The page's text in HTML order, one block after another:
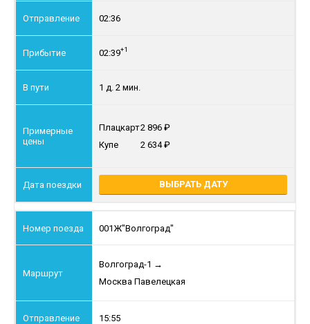
02:36
02:39+1
1 д. 2 мин.
Плацкарт2 896
Купе
2 634
ВЫБРАТЬ ДАТУ
001Ж"Волгоград"
Волгоград-1 →
Москва Павелецкая
15:55